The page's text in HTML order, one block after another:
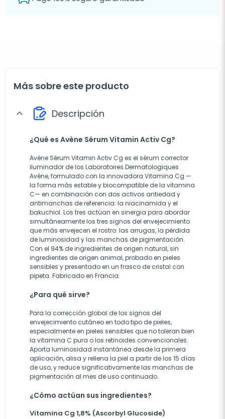
Más sobre este producto
expand_more Descripción
¿Qué es Avène Sérum Vitamin Activ Cg?
Avène Sérum Vitamin Activ Cg es el sérum corrector
iluminador de los Laboratoires Dermatologiques
Avène, formulado con la innovadora Vitamina Cg —
la forma más estable y biocompatible de la vitamina
C— en combinación con dos activos antiedad y
antimanchas de referencia: la niacinamida y el
bakuchiol. Los tres actúan en sinergia para abordar
simultáneamente los tres signos del envejecimiento
que más envejecen el rostro: las arrugas, la pérdida
de luminosidad y las manchas de pigmentación.
Con el 94% de ingredientes de origen natural, sin
ingredientes de origen animal, probado en pieles
sensibles y presentado en un frasco de cristal con
pipeta. Fabricado en Francia.
¿Para qué sirve?
Para la corrección global de los signos del
envejecimiento cutáneo en todo tipo de pieles,
especialmente en pieles sensibles que no toleran bien
la vitamina C pura o los retinoides convencionales.
Aporta luminosidad instantánea desde la primera
aplicación, alisa y rellena la piel a partir de los 15 días
de uso, y reduce significativamente las manchas de
pigmentación al mes de uso continuado.
¿Cómo actúan sus ingredientes?
Vitamina Cg 1,8% (Ascorbyl Glucoside)